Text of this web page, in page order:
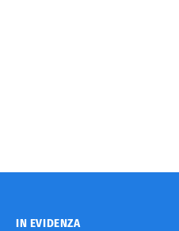
IN EVIDENZA